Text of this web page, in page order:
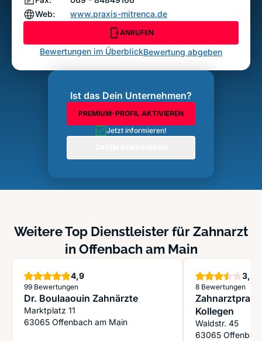
Web:
www.praxis-mitrenca.de
ANRUFEN
Bewertungen im ÜberblickBewertung abgeben
Ist das Dein Unternehmen?
PREMIUM-PROFIL AKTIVIEREN
Jetzt informieren!
Weitere Top Dienstleister für Zahnarzt
in Offenbach am Main
4,9Sterne
99 Bewertungen
Dr. Boulaaouin Zahnärzte
Marktplatz 11
63065 Offenbach am Main
3,5
8 Bewertungen
Kollegen
Waldstr. 45
63065